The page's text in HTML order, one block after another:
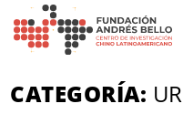
CATEGORÍA: